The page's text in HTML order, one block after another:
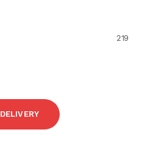
219
DELIVERY